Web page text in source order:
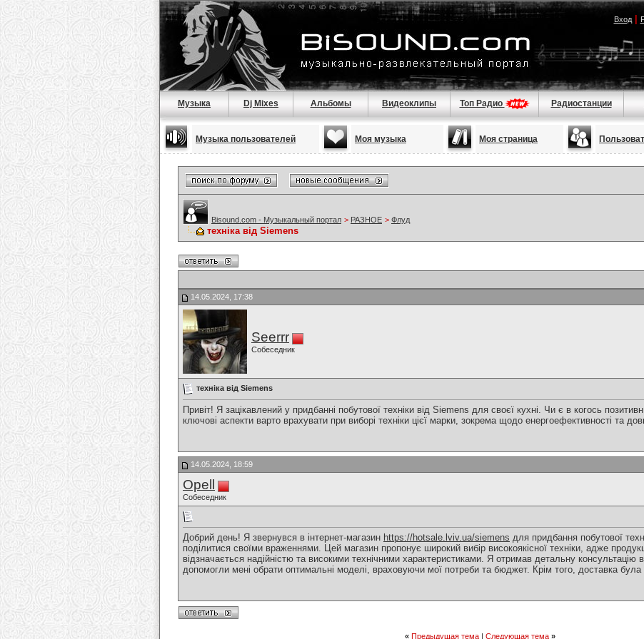
Вход|
Музыка Dj Mixes Альбомы Видеоклипы Топ Радио Радиостанции
Музыка пользователей Моя музыка Моя страница
Bisound.com - Музыкальный портал > РАЗНОЕ > Флуд
техніка від Siemens
14.05.2024, 17:38
Seerrr
Собеседник
техніка від Siemens
Привіт! Я зацікавлений у придбанні побутової техніки від Siemens для своєї кухні. Чи є в когось
ключові аспекти варто врахувати при виборі техніки цієї марки, зокрема щодо енергоефективності та
14.05.2024, 18:59
Opell
Собеседник
Добрий день! Я звернувся в інтернет-магазин https://hotsale.lviv.ua/siemens для придбання побутової
поділитися своїми враженнями. Цей магазин пропонує широкий вибір високоякісної техніки, адже
відзначається надійністю та високими технічними характеристиками. Я отримав детальну консультацію
допомогли мені обрати оптимальні моделі, враховуючи мої потреби та бюджет. Крім того, доставка
« Предыдущая тема| Следующая тема »